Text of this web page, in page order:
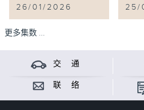
26/01/2026 25/
更多集数 ...
交 通
联 络